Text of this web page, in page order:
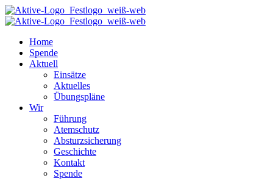
Home
Spende
Aktuell
Einsätze
Aktuelles
Übungspläne
Wir
Führung
Atemschutz
Absturzsicherung
Geschichte
Kontakt
Spende